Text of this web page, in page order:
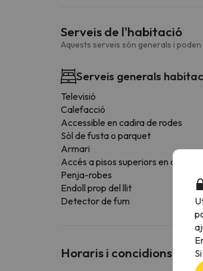
Serveis de l'habitació
Aquests serveis són generals i
Serveis generals
Televisió
Calefacció
Accessible en cadira de rodes
Sòl de fusta o parquet
Armari
Accés a pisos superiors en ascensor
Penja-robes
Endoll prop del llit
Detector de fum
Horaris i concidions